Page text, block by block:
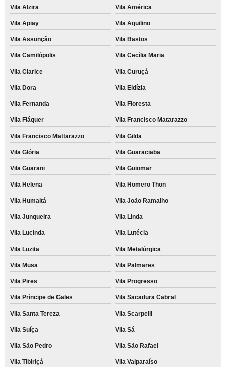
Vila Alzira Vila América
Vila Apiay Vila Aquilino
Vila Assunção Vila Bastos
Vila Camilópolis Vila Cecília Maria
Vila Clarice Vila Curuçá
Vila Dora Vila Eldízia
Vila Fernanda Vila Floresta
Vila Fláquer Vila Francisco Matarazzo
Vila Francisco Mattarazzo Vila Gilda
Vila Glória Vila Guaraciaba
Vila Guarani Vila Guiomar
Vila Helena Vila Homero Thon
Vila Humaitá Vila João Ramalho
Vila Junqueira Vila Linda
Vila Lucinda Vila Lutécia
Vila Luzita Vila Metalúrgica
Vila Musa Vila Palmares
Vila Pires Vila Progresso
Vila Príncipe de Gales Vila Sacadura Cabral
Vila Santa Tereza Vila Scarpelli
Vila Suíça Vila Sá
Vila São Pedro Vila São Rafael
Vila Tibiriçá Vila Valparaíso